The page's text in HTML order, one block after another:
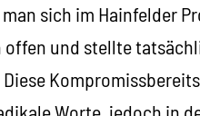
sich im Hainfelder
offen und stellte